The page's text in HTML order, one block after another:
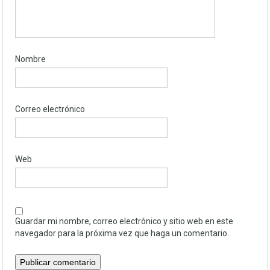
Nombre
Correo electrónico
Web
Guardar mi nombre, correo electrónico y sitio web en este
navegador para la próxima vez que haga un comentario.